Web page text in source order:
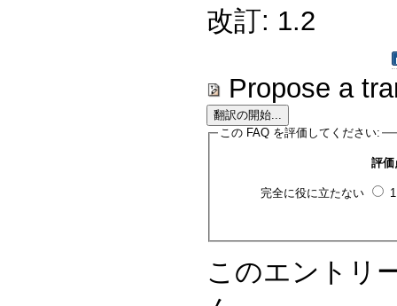
改訂: 1.2
Propose a
この FAQ を評価してください:
評価
完全に役に立たない
このエントリ